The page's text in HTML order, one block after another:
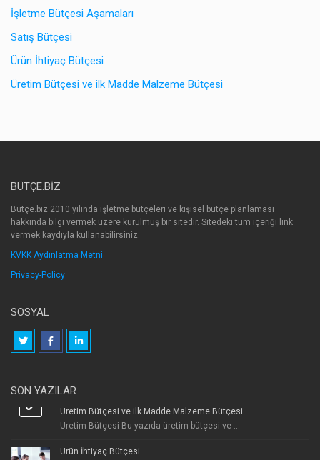
İşletme Bütçesi Aşamaları
Satış Bütçesi
Ürün İhtiyaç Bütçesi
Üretim Bütçesi ve ilk Madde Malzeme Bütçesi
BÜTÇE.BIZ
Bütçe.biz 2010 yılında işletme bütçeleri ve kişisel bütçe planlaması
hakkında bilgi vermek üzere kurulmuş bir sitedir. Sitedeki tüm içeriği link
vermek kaydıyla kullanabilirsiniz.
KVKK Aydınlatma Metni
Privacy-Policy
SOSYAL
SON YAZILAR
Üretim Bütçesi ve ilk Madde Malzeme Bütçesi
Üretim Bütçesi Bu yazıda üretim bütçesi ve ...
Ürün İhtiyaç Bütçesi